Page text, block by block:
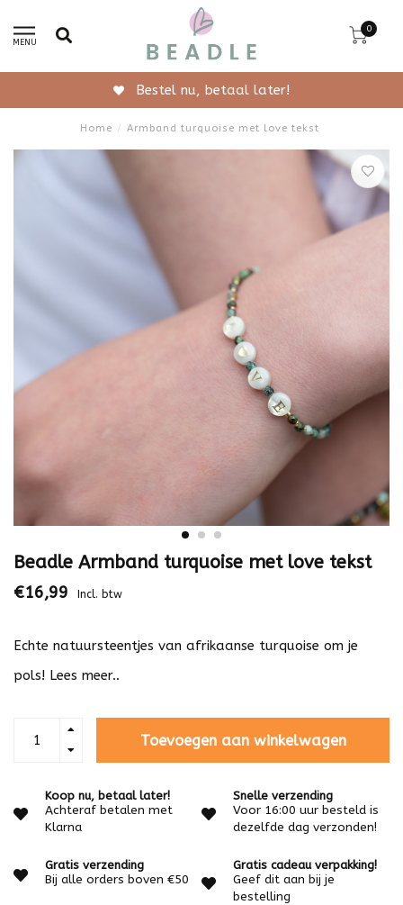
MENU
0
Gratis verzending vanaf 50,-
Home / Armband turquoise met love tekst
Beadle Armband turquoise met love tekst
€16,99 Incl. btw
Echte natuursteentjes van afrikaanse turquoise om je
pols! Lees meer..
Toevoegen aan winkelwagen
Koop nu, betaal later!
Achteraf betalen met
Klarna
Snelle verzending
Voor 16:00 uur besteld is
dezelfde dag verzonden!
Gratis verzending
Bij alle orders boven €50
Gratis cadeau verpakking!
Geef dit aan bij je
bestelling